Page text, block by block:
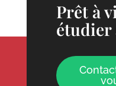
Prêt à
étudier